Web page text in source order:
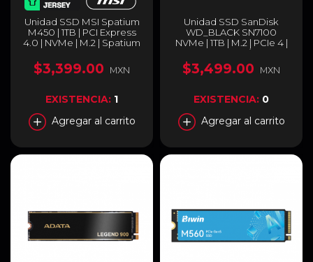
Unidad SSD MSI Spatium
M450 | 1TB | PCI Express
4.0 | NVMe | M.2 | Spatium
1TB
$3,399.00 MXN
EXISTENCIA: 1
Agregar al carrito
Unidad SSD SanDisk
WD_BLACK SN7100
NVMe | 1TB | M.2 | PCIe 4 |
NVMe | 7250 MB/s Lectura
| 6900 MB/s Escritura |
Negro | WDS100T4X0E-
$3,499.00 MXN
EXISTENCIA: 0
Agregar al carrito